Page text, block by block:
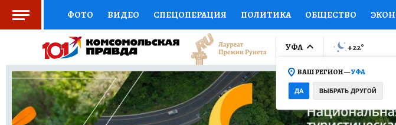
ФОТО ВИДЕО СПЕЦОПЕРАЦИЯ ПОЛИТИКА ОБЩЕСТВО
СОЦПОДДЕРЖКА НАУКА СПОРТ КОЛУМНИСТЫ ПРОИСШЕСТВИЯ
ВЫБОР ЭКСПЕРТОВ ДОКТОР ФИНАНСЫ ОТКРЫВАЕМ МИР
КНИЖНАЯ ПОЛКА ПРОГНОЗЫ НА СПОРТ ПРОМОКОДЫ СЕРИАЛЫ
УФА
ВАШ РЕГИОН —УФА
ДА ВЫБРАТЬ ДРУГОЙ
+22°